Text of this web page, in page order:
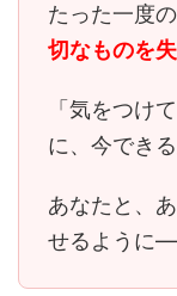
たった一度の
切なものを
「気をつけ
に、今できる
あなたと、
せるように